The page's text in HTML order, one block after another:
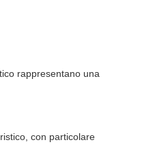
rappresentano una
con particolare